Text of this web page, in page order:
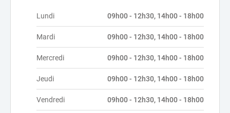
Lundi 09h00 - 12h30, 14h00 - 18h00
Mardi 09h00 - 12h30, 14h00 - 18h00
Mercredi 09h00 - 12h30, 14h00 - 18h00
Jeudi 09h00 - 12h30, 14h00 - 18h00
Vendredi 09h00 - 12h30, 14h00 - 18h00